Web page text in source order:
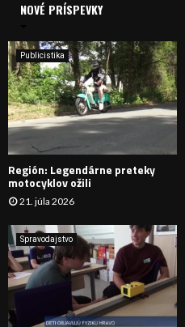
i
e
:
NOVÉ PRÍSPEVKY
Publicistika
Región: Legendárne preteky
motocyklov ožili
21. júla 2026
Spravodajstvo